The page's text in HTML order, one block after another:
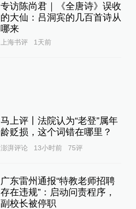
专访陈尚君｜《全唐诗》误收
的大仙：吕洞宾的几百首诗从
哪来
上海书评 1天前
马上评丨法院认为“老登”属年
龄贬损，这个词错在哪里？
澎湃评论 13小时前 75评
广东雷州通报“特教老师招聘
存在违规”：启动问责程序，
副校长被停职